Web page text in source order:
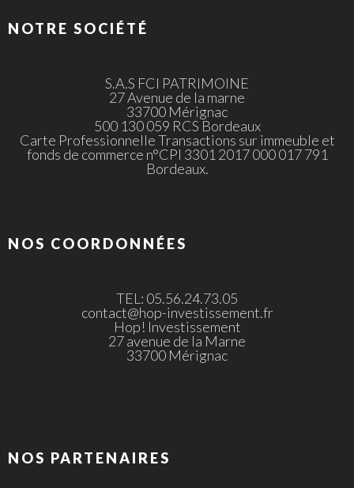
NOTRE SOCIÉTÉ
S.A.S FCI PATRIMOINE
27 Avenue de la marne
33700 Mérignac
500 130 059 RCS Bordeaux
Carte Professionnelle Transactions sur immeuble et
fonds de commerce n°CPI 3301 2017 000 017 791
Bordeaux.
NOS COORDONNÉES
TEL: 05.56.24.73.05
contact@hop-investissement.fr
Hop! Investissement
27 avenue de la Marne
33700 Mérignac
NOS PARTENAIRES